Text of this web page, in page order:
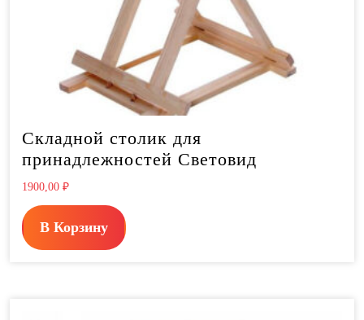
Складной столик для
принадлежностей Световид
1900,00 ₽
В Корзину